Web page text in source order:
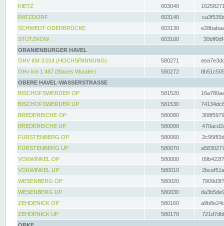
KIETZ
603040
RATZDORF
603140
SCHWEDT-ODERBRÜCKE
603130
STÜTZKOW
603100
ORANIENBURGER HAVEL
OHV KM 3.014 (HOCHSPANNUNG)
580271
OHv km 1.467 (Blaues Wunder)
580272
OBERE HAVEL-WASSERSTRASSE
BISCHOFSWERDER OP
581520
BISCHOFSWERDER UP
581530
BREDEREICHE OP
580080
BREDEREICHE UP
580090
FÜRSTENBERG OP
580060
FÜRSTENBERG UP
580070
VOßWINKEL OP
580000
VOßWINKEL UP
580010
WESENBERG OP
580020
WESENBERG UP
580030
ZEHDENICK OP
580160
ZEHDENICK UP
580170